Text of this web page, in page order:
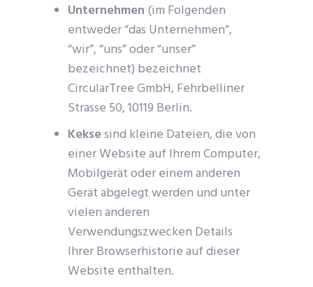
Unternehmen (im Folgenden
entweder “das Unternehmen”,
“wir”, “uns” oder “unser”
bezeichnet) bezeichnet
CircularTree GmbH, Fehrbelliner
Strasse 50, 10119 Berlin.
Keksesind kleine Dateien, die von
einer Website auf Ihrem Computer,
Mobilgerät oder einem anderen
Gerät abgelegt werden und unter
vielen anderen
Verwendungszwecken Details
Ihrer Browserhistorie auf dieser
Website enthalten.